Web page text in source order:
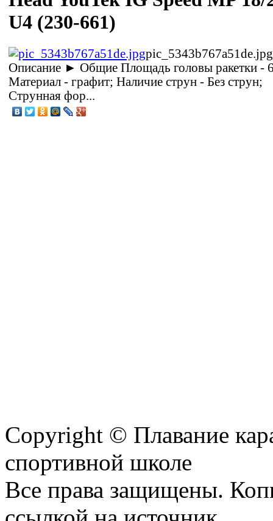
U4 (230-661)
pic_5343b767a51de.jpg
Описание ► Общие Площадь головы ракетки -
Материал - графит; Наличие струн - Без струн;
Струнная фор...
Copyright © Плавание
спортивной школе
Все права защищены.